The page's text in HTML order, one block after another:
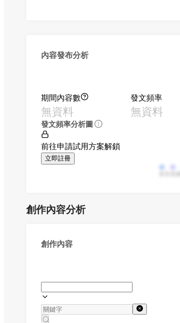
內容發布分析
期間內容數
無資料
發文頻率
無資料
發文頻率分析圖
前往申請試用方案解鎖
立即註冊
創作內容分析
創作內容